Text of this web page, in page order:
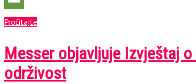
Pročitajte
Messer objavljuje Izvještaj
održivost